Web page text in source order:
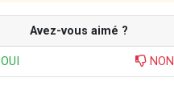
Avez-vous aimé ?
OUI NON